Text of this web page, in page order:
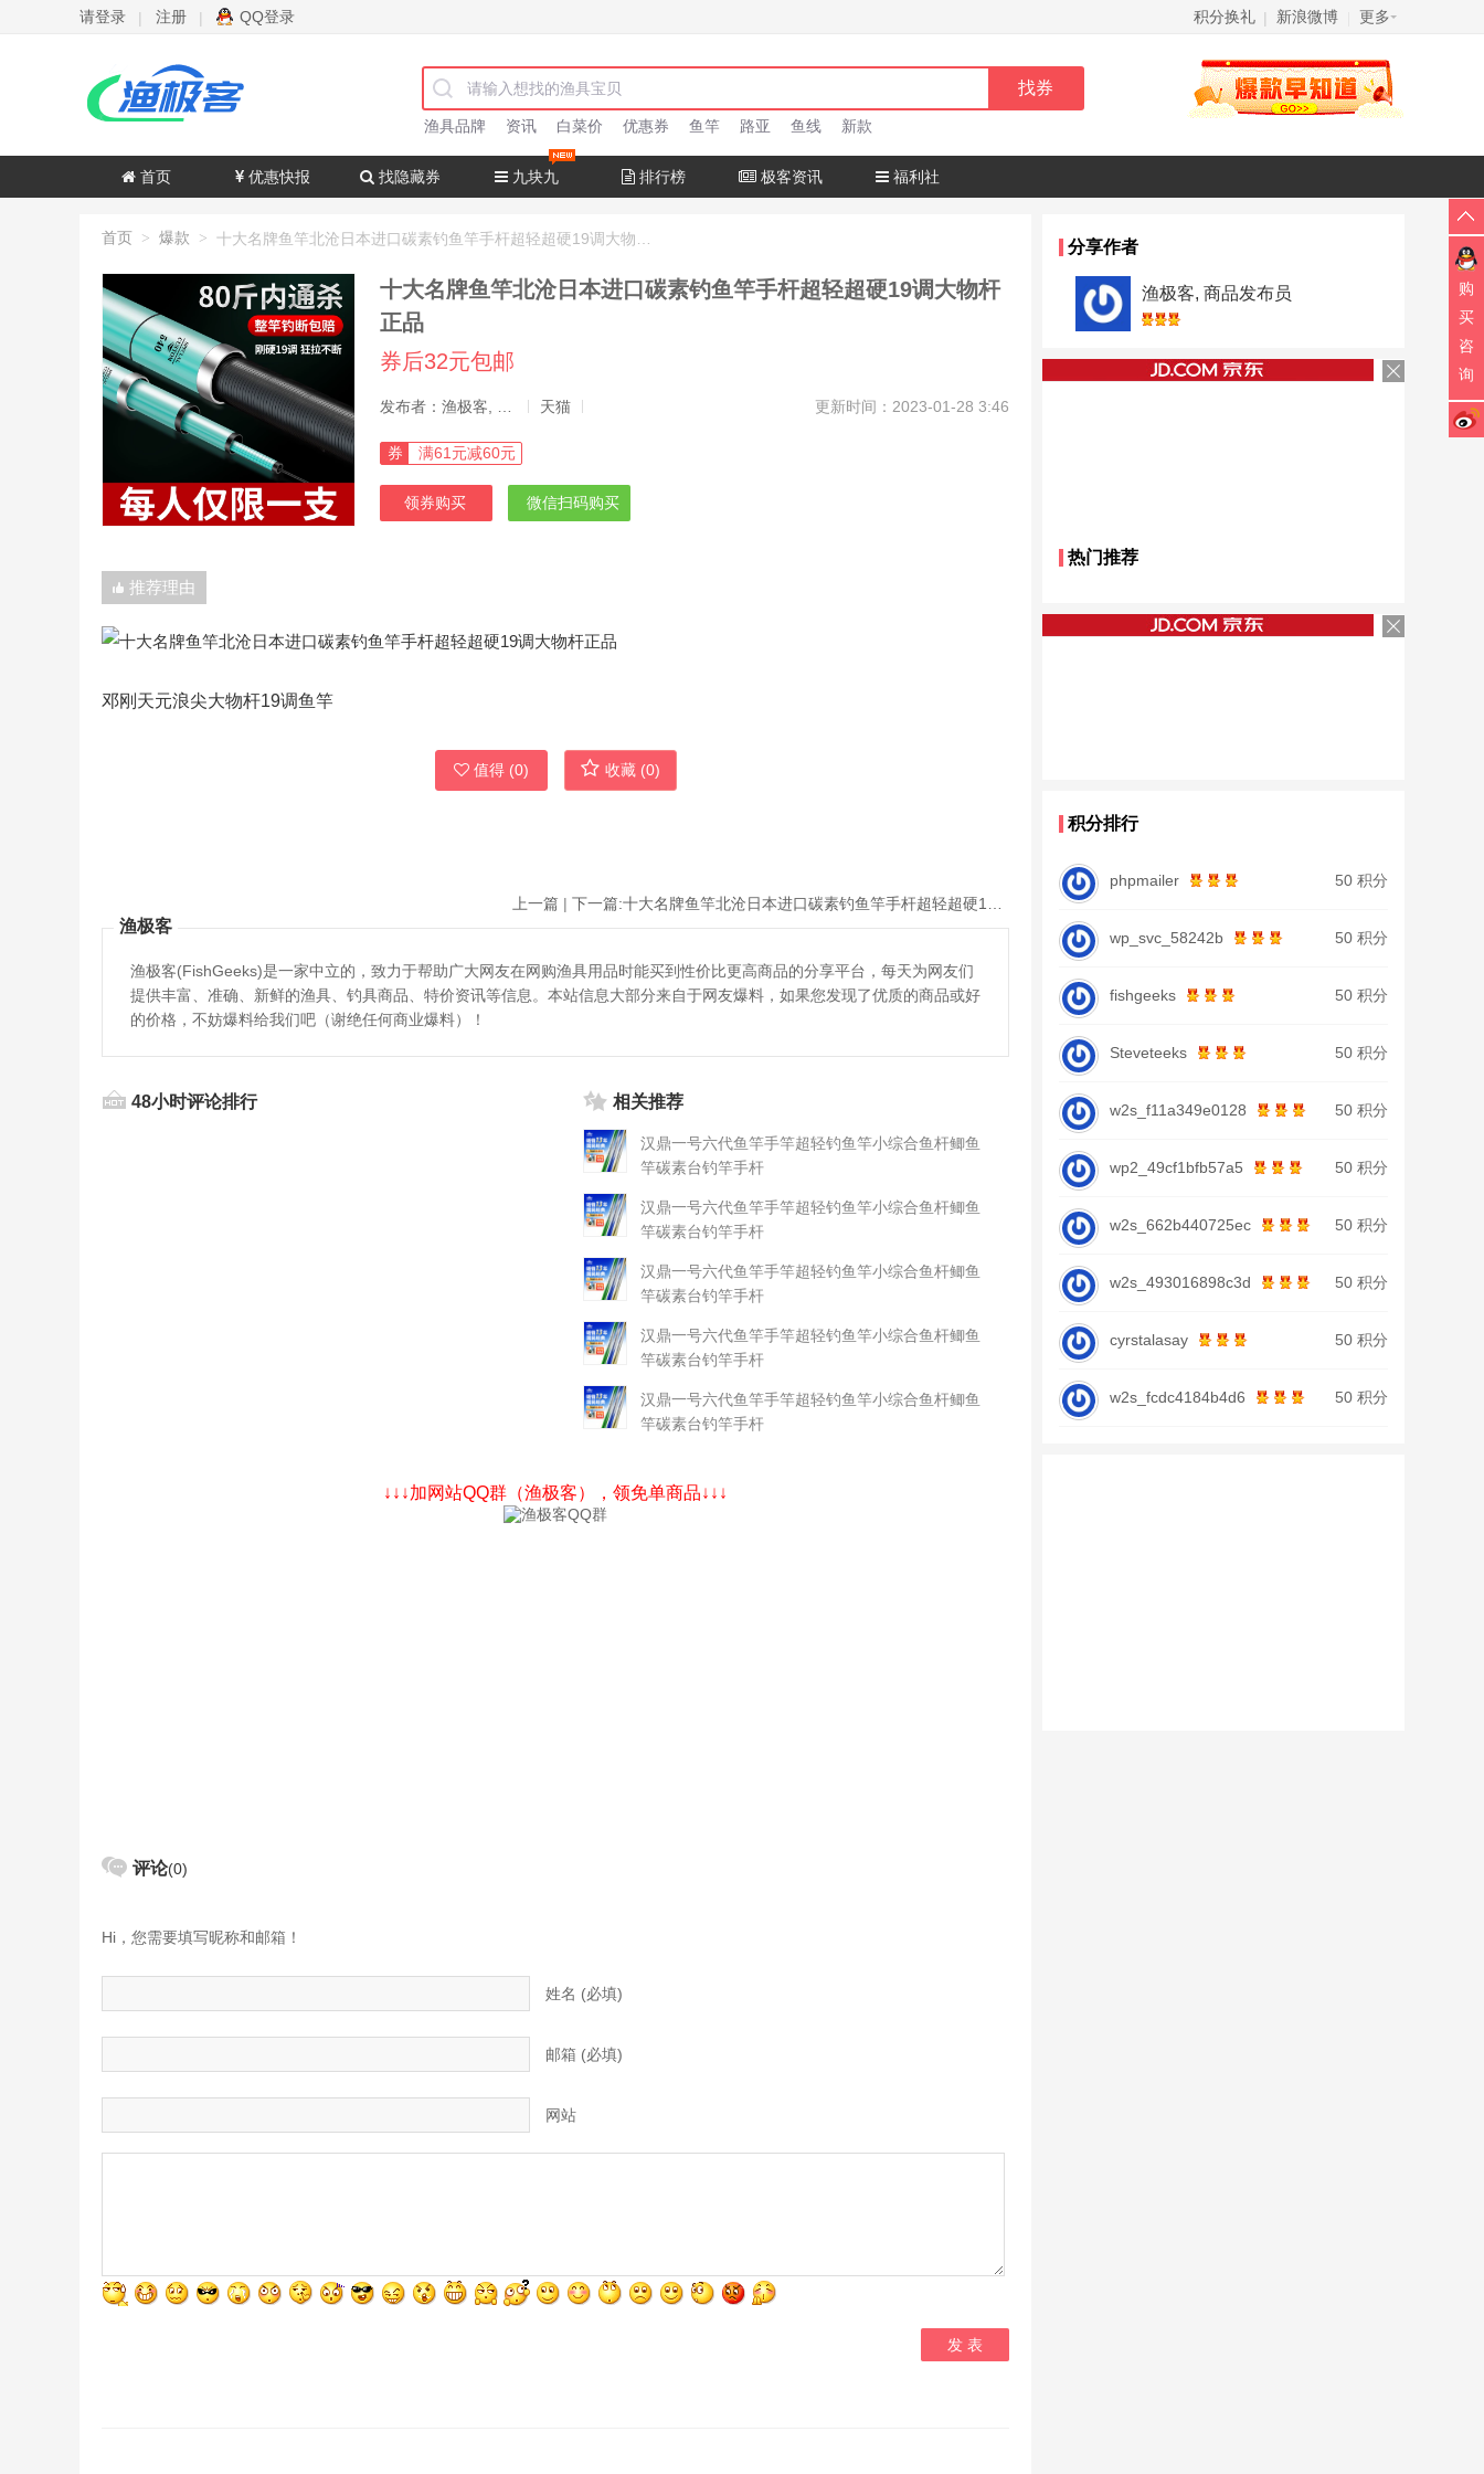
请登录 | 注册 | QQ登录 积分换礼 | 新浪微博 更多
渔具品牌 资讯 白菜价 优惠券 鱼竿 路亚 鱼线 新款
首页 优惠快报 找隐藏券 九块九 排行榜 极客资讯 福利社
首页 > 爆款 >
十大名牌鱼竿北沧日本进口碳素钓鱼竿手杆超轻超硬19调大物杆
正品
券后32元包邮
天猫 更新时间：2023-01-28 3:46
券 满61元减60元
领券购买 微信扫码购买
推荐理由
邓刚天元浪尖大物杆19调鱼竿
值得 (0) 收藏 (0)
上一篇 | 下一篇:
渔极客
渔极客(FishGeeks)是一家中立的，致力于帮助广大网友在网购渔具用品时能买到性价比更高商品的分享平台，每天为网友们
提供丰富、准确、新鲜的渔具、钓具商品、特价资讯等信息。本站信息大部分来自于网友爆料，如果您发现了优质的商品或好
的价格，不妨爆料给我们吧（谢绝任何商业爆料）！
48小时评论排行 相关推荐
汉鼎一号六代鱼竿手竿超轻钓鱼竿小综合鱼杆鲫鱼
竿碳素台钓竿手杆
汉鼎一号六代鱼竿手竿超轻钓鱼竿小综合鱼杆鲫鱼
竿碳素台钓竿手杆
汉鼎一号六代鱼竿手竿超轻钓鱼竿小综合鱼杆鲫鱼
竿碳素台钓竿手杆
汉鼎一号六代鱼竿手竿超轻钓鱼竿小综合鱼杆鲫鱼
竿碳素台钓竿手杆
汉鼎一号六代鱼竿手竿超轻钓鱼竿小综合鱼杆鲫鱼
竿碳素台钓竿手杆
↓↓↓加网站QQ群（渔极客），领免单商品↓↓↓
评论(0)
Hi，您需要填写昵称和邮箱！
姓名 (必填)
邮箱 (必填)
网站
分享作者
渔极客, 商品发布员
热门推荐
积分排行
phpmailer 50 积分
wp_svc_58242b 50 积分
fishgeeks 50 积分
Steveteeks 50 积分
w2s_f11a349e0128 50 积分
wp2_49cf1bfb57a5 50 积分
w2s_662b440725ec 50 积分
w2s_493016898c3d 50 积分
cyrstalasay 50 积分
w2s_fcdc4184b4d6 50 积分
购
买
咨
询